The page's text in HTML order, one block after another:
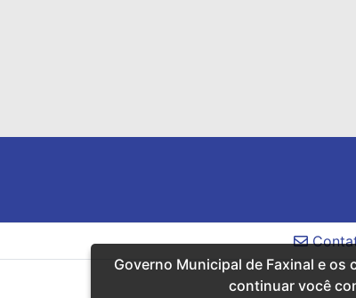
Governo Municipal de Faxinal e
continuar você